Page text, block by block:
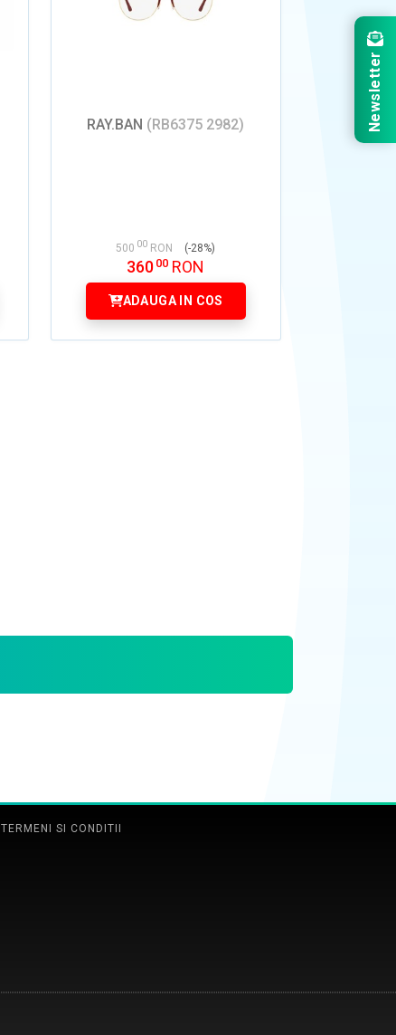
RAY.BAN (RB6375 2982)
500 00 RON (-28%)
360 00 RON
ADAUGA IN COS
TERMENI SI CONDITII
Newsletter